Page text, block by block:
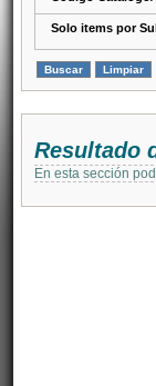
Solo items por
Resultado
En esta sección